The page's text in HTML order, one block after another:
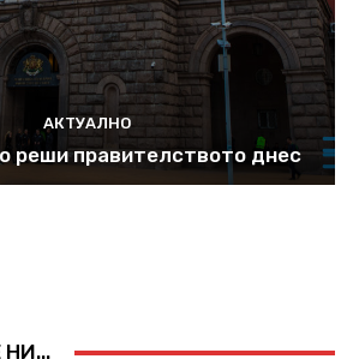
АКТУАЛНО
реши правителството днес